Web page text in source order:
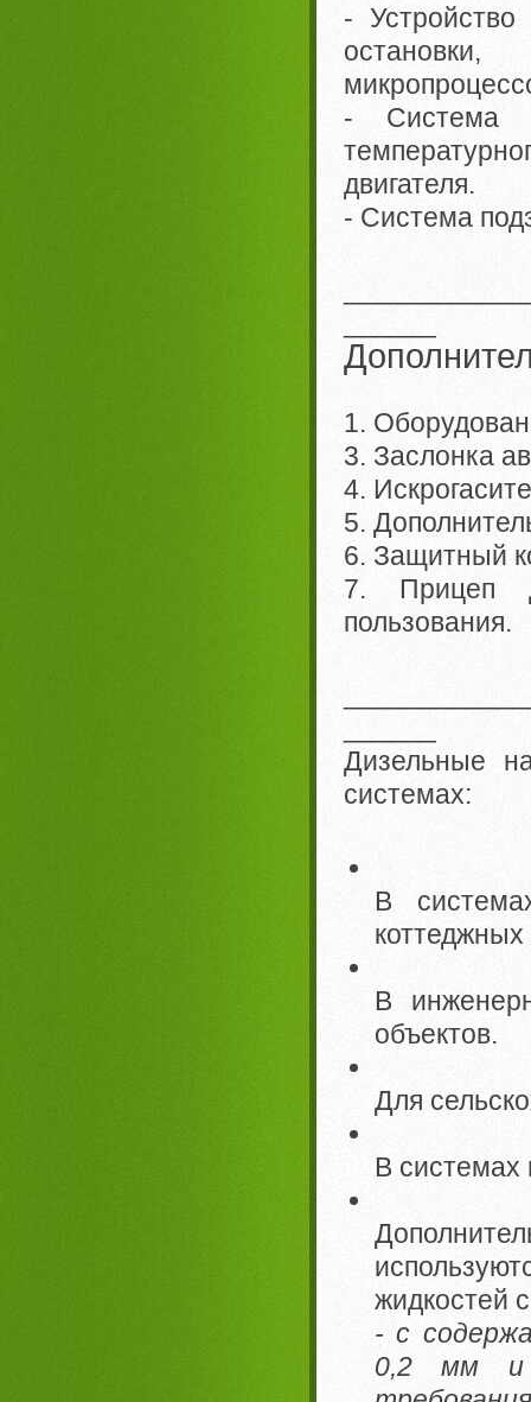
- Устройство
- Система
двигателя.
- Система
1.
3. Заслонка
4.
5.
6. Защитный
7. Прицеп
пользования.
Дизельные
системах:
В
коттеджных
В
объектов.
Для
В системах
жидкостей
- с
0,2 мм и